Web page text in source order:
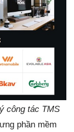
công tác TMS
phần mềm